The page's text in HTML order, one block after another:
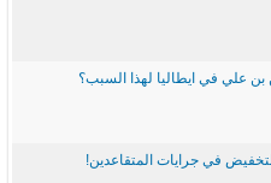
بن علي في ايطاليا لهذا السبب؟
في جرايات المتقاعدين!